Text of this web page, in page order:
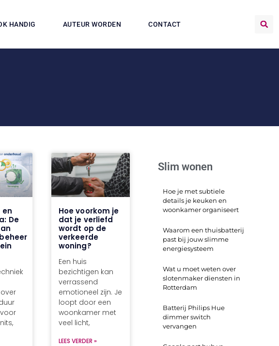
HANDIG AUTEUR WORDEN CONTACT
en
De
Hoe voorkom je
dat je verliefd
wordt op de
verkeerde
woning?
Een huis
bezichtigen kan
verrassend
emotioneel zijn. Je
loopt door een
woonkamer met
veel licht,
LEES VERDER »
Slim wonen
Hoe je met subtiele
details je keuken en
woonkamer organiseert
Waarom een thuisbatterij
past bij jouw slimme
energiesysteem
Wat u moet weten over
slotenmaker diensten in
Rotterdam
Batterij Philips Hue
dimmer switch
vervangen